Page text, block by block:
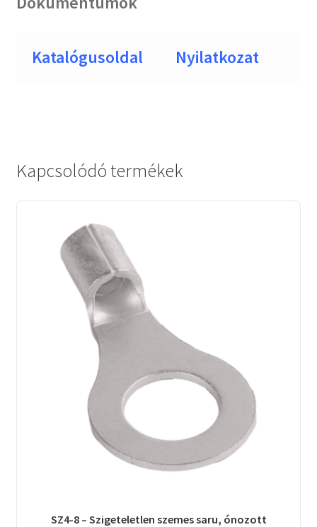
Katalógusoldal Nyilatkozat
Kapcsolódó termékek
SZ4-8 – Szigeteletlen szemes saru, ónozott